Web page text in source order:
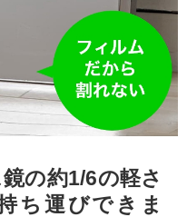
の約1/6の軽さ
ち運びできま